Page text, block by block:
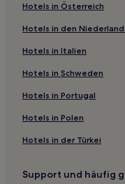
Hotels nahe Monte
Emilia-Romagna:
Hotels nahe Palazzo
Hotels nahe Bahnhof
Hotels nahe Bahnhof
Castelvetro di Modena
Grizzana Morandi
La Venezia Hotels
Hotels in Österreich
Hotels in den
Hotels in Italien
Hotels in Schweden
Hotels in Portugal
Hotels in Polen
Hotels in der Türkei
Support und häufig